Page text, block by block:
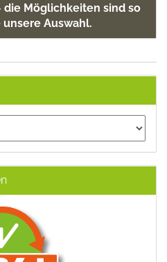
Möglichkeiten sind so
Auswahl.